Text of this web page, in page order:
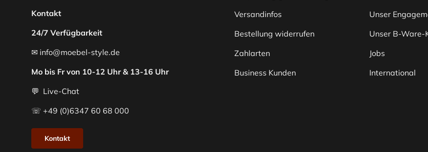
Kontakt
24/7 Verfügbarkeit
✉ info@moebel-style.de
Mo bis Fr von 10-12 Uhr & 13-16 Uhr
💬 Live-Chat
☏ +49 (0)6347 60 68 000
Kontakt
Versandinfos
Bestellung widerrufen
Zahlarten
Business Kunden
Unser
Unser B-Ware-
Jobs
International